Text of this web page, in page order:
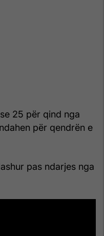
25 për qind nga
për qendrën e
pas ndarjes nga